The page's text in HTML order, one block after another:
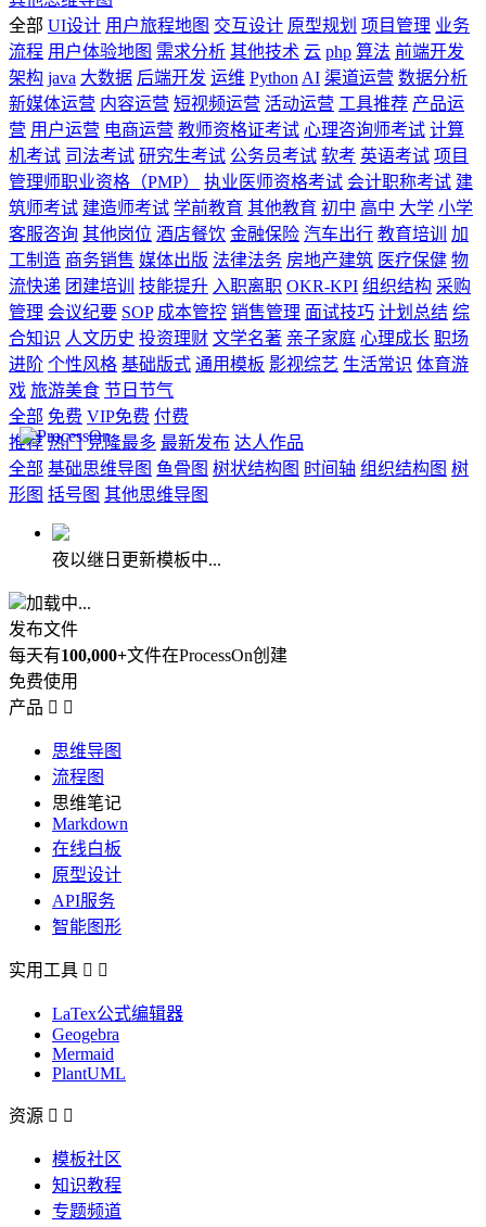
全部 UI设计 用户旅程地图 交互设计 原型规划 项目管理 业务
流程 用户体验地图 需求分析 其他技术 云 php 算法 前端开发
架构 java 大数据 后端开发 运维 Python AI 渠道运营 数据分析
新媒体运营 内容运营 短视频运营 活动运营 工具推荐 产品运
营 用户运营 电商运营 教师资格证考试 心理咨询师考试 计算
机考试 司法考试 研究生考试 公务员考试 软考 英语考试 项目
管理师职业资格（PMP）
执业医师资格考试 会计职称考试 建
筑师考试 建造师考试 学前教育 其他教育 初中 高中 大学 小学
客服咨询 其他岗位 酒店餐饮 金融保险 汽车出行 教育培训
加
工制造 商务销售 媒体出版 法律法务 房地产建筑 医疗保健 物
流快递 团建培训 技能提升 入职离职 OKR-KPI 组织结构 采购
管理 会议纪要 SOP 成本管控 销售管理 面试技巧 计划总结 综
合知识 人文历史 投资理财 文学名著 亲子家庭 心理成长 职场
进阶 个性风格 基础版式 通用模板 影视综艺 生活常识 体育游
戏 旅游美食 节日节气
全部 免费 VIP免费 付费
推荐 热门 克隆最多 最新发布 达人作品
全部 基础思维导图 鱼骨图 树状结构图 时间轴 组织结构图 树
形图 括号图 其他思维导图
夜以继日更新模板中...
加载中...
发布文件
每天有100,000+文件在ProcessOn创建
免费使用
产品  
思维导图
流程图
思维笔记
Markdown
在线白板
原型设计
API服务
智能图形
实用工具  
LaTex公式编辑器
Geogebra
Mermaid
PlantUML
资源  
模板社区
知识教程
专题频道